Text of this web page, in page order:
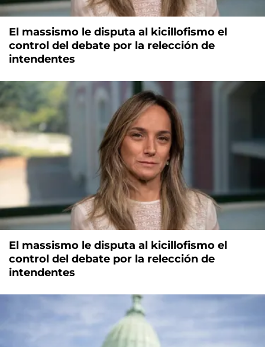
El massismo le disputa al kicillofismo el
control del debate por la relección de
intendentes
El massismo le disputa al kicillofismo el
control del debate por la relección de
intendentes